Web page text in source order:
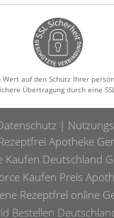
Wert auf den Schutz Ihrer
Übertragung durch eine
Apotheke
Kaufen Deutschland
Kaufen Preis
Rezeptfrei online
Bestellen